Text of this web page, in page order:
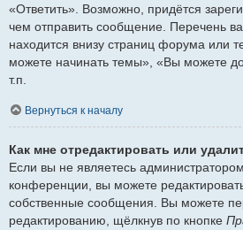
«Ответить». Возможно, придётся
чем отправить сообщение. Перечень
находится внизу страниц форума или
можете начинать темы», «Вы можете
т.п.
Вернуться к началу
Как мне отредактировать или
Если вы не являетесь
конференции, вы можете
собственные сообщения. Вы можете
редактированию, щёлкнув по кнопке